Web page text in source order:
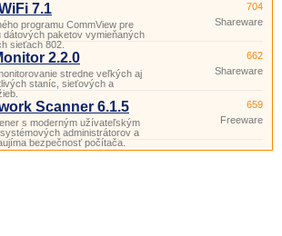
7.1
programu CommView pre
dátových paketov vymieňaných
sieťach 802.
704
Shareware
2.2.0
stredne veľkých aj
staníc, sieťových a
662
Shareware
Scanner 6.1.5
s moderným užívateľským
administrátorov a
bezpečnosť počítača.
659
Freeware